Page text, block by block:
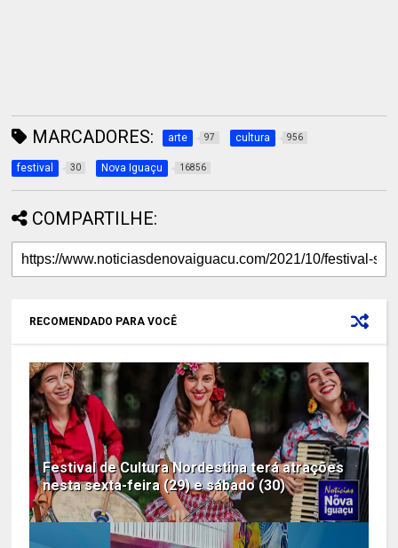
MARCADORES: arte 97 cultura 956
festival 30 Nova Iguaçu 16856
COMPARTILHE:
RECOMENDADO PARA VOCÊ
Festival de Cultura Nordestina terá atrações
nesta sexta-feira (29) e sábado (30)